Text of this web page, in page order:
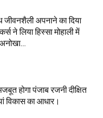
अपनाने का दिया
ने लिया हिस्सा मोहाली में
होगा पंजाब रजनी दीक्षित
विकास का आधार।